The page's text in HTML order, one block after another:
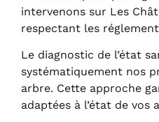
intervenons sur Les
respectant les
Le diagnostic de l’état
systématiquement nos
arbre. Cette approche
adaptées à l’état de vos